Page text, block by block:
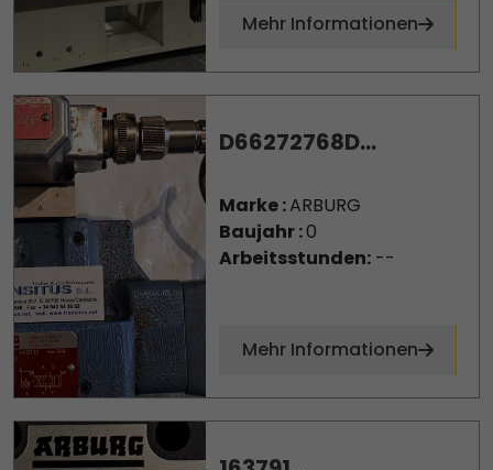
Mehr Informationen
D66272768D...
Marke :ARBURG
Baujahr :0
Arbeitsstunden:--
Mehr Informationen